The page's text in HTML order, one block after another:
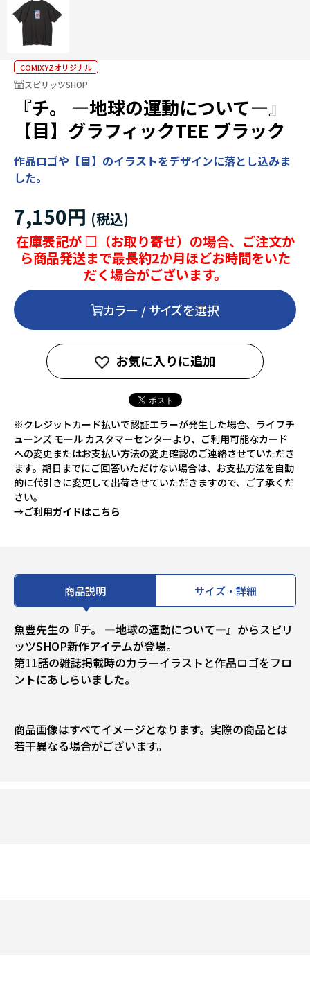
COMIXYZオリジナル
スピリッツSHOP
『チ。 ―地球の運動について―』
【目】グラフィックTEE ブラック
作品ロゴや【目】のイラストをデザインに落とし込みま
した。
7,150円
在庫表記が □（お取り寄せ）の場合、ご注文か
ら商品発送まで最長約2か月ほどお時間をいた
だく場合がございます。
カラー / サイズを選択
お気に入りに追加
※クレジットカード払いで認証エラーが発生した場合、ライフチ
ューンズ モール カスタマーセンターより、ご利用可能なカード
への変更またはお支払い方法の変更確認のご連絡させていただき
ます。期日までにご回答いただけない場合は、お支払方法を自動
的に代引きに変更して出荷させていただきますので、ご了承くだ
さい。
→ご利用ガイドはこちら
商品説明 サイズ・詳細
魚豊先生の『チ。 ―地球の運動について―』からスピリ
ッツSHOP新作アイテムが登場。
第11話の雑誌掲載時のカラーイラストと作品ロゴをフロ
ントにあしらいました。
商品画像はすべてイメージとなります。実際の商品とは
若干異なる場合がございます。